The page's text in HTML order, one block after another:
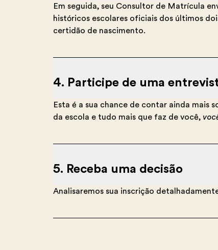
Em seguida, seu Consultor de Matrícula
históricos escolares oficiais dos últimos
certidão de nascimento.
4. Participe de uma
Esta é a sua chance de contar ainda mais
da escola e tudo mais que faz de você,
5. Receba uma decisão
Analisaremos sua inscrição